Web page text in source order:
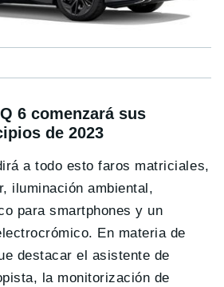
6 comenzará sus
de 2023
a todo esto faros matriciales,
iluminación ambiental,
para smartphones y un
En materia de
destacar el asistente de
la monitorización de